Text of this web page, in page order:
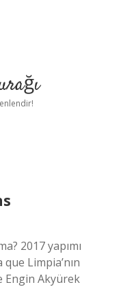
2017 yapımı
Limpia’nın
Engin Akyürek